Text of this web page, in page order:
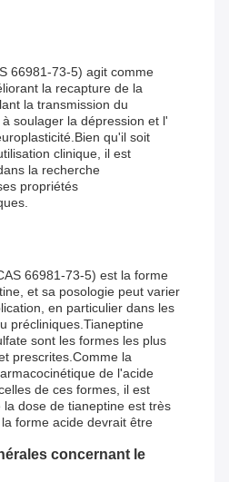
66981-73-5) agit comme
la recapture de la
la transmission du
soulager la dépression et l'
qu'il soit
clinique, il est
la recherche
propriétés
66981-73-5) est la forme
et sa posologie peut varier
en particulier dans les
précliniques.Tianeptine
sont les formes les plus
prescrites.Comme la
de l'acide
de ces formes, il est
dose de tianeptine est très
forme acide devrait être
concernant le